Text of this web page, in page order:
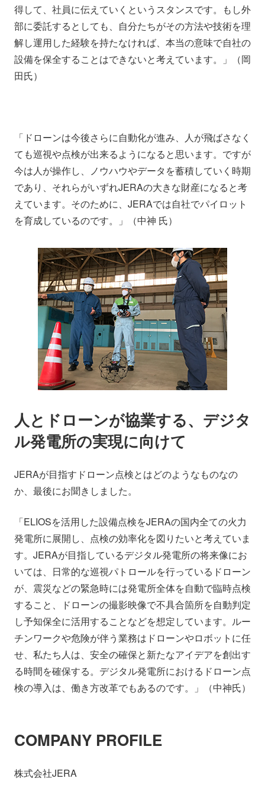
得して、社員に伝えていくというスタンスです。もし外
部に委託するとしても、自分たちがその方法や技術を理
解し運用した経験を持たなければ、本当の意味で自社の
設備を保全することはできないと考えています。」（岡
田氏）
「ドローンは今後さらに自動化が進み、人が飛ばさなく
ても巡視や点検が出来るようになると思います。ですが
今は人が操作し、ノウハウやデータを蓄積していく時期
であり、それらがいずれJERAの大きな財産になると考
えています。そのために、JERAでは自社でパイロット
を育成しているのです。」（中神 氏）
人とドローンが協業する、デジタ
ル発電所の実現に向けて
JERAが目指すドローン点検とはどのようなものなの
か、最後にお聞きしました。
「ELIOSを活用した設備点検をJERAの国内全ての火力
発電所に展開し、点検の効率化を図りたいと考えていま
す。JERAが目指しているデジタル発電所の将来像にお
いては、日常的な巡視パトロールを行っているドローン
が、震災などの緊急時には発電所全体を自動で臨時点検
すること、ドローンの撮影映像で不具合箇所を自動判定
し予知保全に活用することなどを想定しています。ルー
チンワークや危険が伴う業務はドローンやロボットに任
せ、私たち人は、安全の確保と新たなアイデアを創出す
る時間を確保する。デジタル発電所におけるドローン点
検の導入は、働き方改革でもあるのです。」（中神氏）
COMPANY PROFILE
株式会社JERA